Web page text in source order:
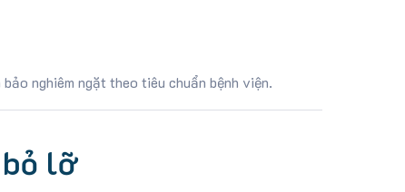
nghiêm ngặt theo tiêu chuẩn bệnh viện.
lỡ